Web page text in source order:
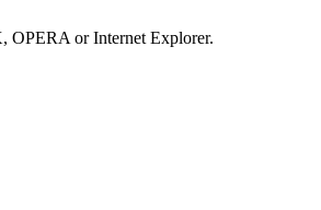
OPERA or Internet Explorer.